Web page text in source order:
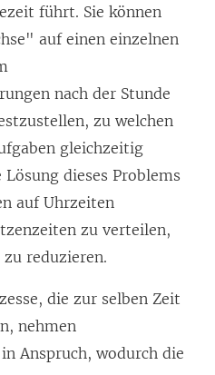
führt. Sie können
auf einen einzelnen
nach der Stunde
zu welchen
gleichzeitig
dieses Problems
auf Uhrzeiten
zu verteilen,
reduzieren.
die zur selben Zeit
nehmen
Anspruch, wodurch die